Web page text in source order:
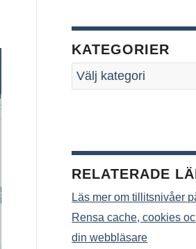
KATEGORIER
RELATERADE
Läs mer om tillitsnivåer
Rensa cache, cookies
din webbläsare